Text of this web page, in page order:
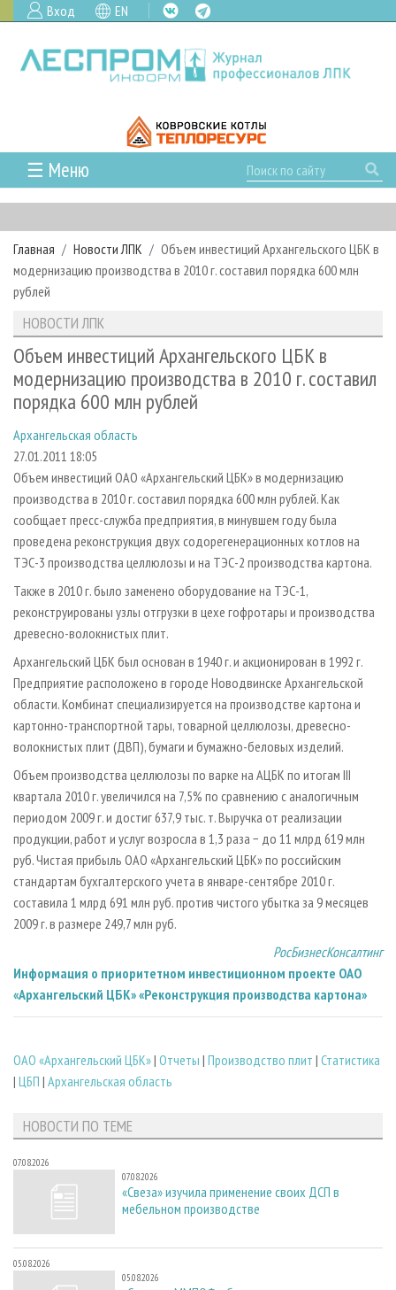
Вход EN
☰ Меню
ГЛАВНАЯ
РУБРИКИ И ТЕМЫ
РУБРИКИ ЖУРНАЛА
ЛЕСНОЕ ХОЗЯЙСТВО
ЛЕСОЗАГОТОВКА
ЛЕСОПИЛЕНИЕ
ДЕРЕВООБРАБОТКА
СУШКА ДРЕВЕСИНЫ
ПРОИЗВОДСТВО ДРЕВЕСНЫХ ПЛИТ
ДЕРЕВЯННОЕ ДОМОСТРОЕНИЕ
ПРОИЗВОДСТВО МЕБЕЛИ
БИОЭНЕРГЕТИКА
ЦБП
ИНСТРУМЕНТ И МАТЕРИАЛЫ
НОВОСТИ
КАЛЕНДАРЬ СОБЫТИЙ
НОВОСТИ ЛПК
НОВОСТИ ЖУРНАЛА
НОВОСТИ КОМПАНИЙ
ПРОЕКТЫ ЛПИ
АНАЛИТИКА
ПРЕДПРИЯТИЯ ЛПК
ЛЕСНЫЕ РЕГИОНЫ РОССИИ
ПЕРСОНЫ
МОБИЛЬНЫЕ ВЫСТАВКИ
ОФИЦИАЛЬНЫЕ ДЕЛЕГАЦИИ
ПРИОРИТЕТНЫЕ ИНВЕСТПРОЕКТЫ
RUSSIAN FORESTRY REVIEW
ГАЗЕТА ЛЕСПРОМФОРУМ
БИБЛИОТЕКА СПЕЦИАЛИСТА
АРХИВ
АРХИВ ЖУРНАЛОВ
СТАТЬИ
О ЖУРНАЛЕ
ПОДПИСКА
КОНТАКТЫ
РЕКЛАМОДАТЕЛЯМ
РЕКЛАМА
РЕКЛАМА НА САЙТЕ
Главная Новости ЛПК
Объем инвестиций Архангельского ЦБК в
модернизацию производства в 2010 г. составил порядка 600 млн
рублей
НОВОСТИ ЛПК
Объем инвестиций Архангельского ЦБК в
модернизацию производства в 2010 г. составил
порядка 600 млн рублей
Архангельская область
27.01.2011 18:05
Объем инвестиций ОАО «Архангельский ЦБК» в модернизацию
производства в 2010 г. составил порядка 600 млн рублей. Как
сообщает пресс-служба предприятия, в минувшем году была
проведена реконструкция двух содорегенерационных котлов на
ТЭС-3 производства целлюлозы и на ТЭС-2 производства картона.
Также в 2010 г. было заменено оборудование на ТЭС-1,
реконструированы узлы отгрузки в цехе гофротары и производства
древесно-волокнистых плит.
Архангельский ЦБК был основан в 1940 г. и акционирован в 1992 г.
Предприятие расположено в городе Новодвинске Архангельской
области. Комбинат специализируется на производстве картона и
картонно-транспортной тары, товарной целлюлозы, древесно-
волокнистых плит (ДВП), бумаги и бумажно-беловых изделий.
Объем производства целлюлозы по варке на АЦБК по итогам III
квартала 2010 г. увеличился на 7,5% по сравнению с аналогичным
периодом 2009 г. и достиг 637,9 тыс. т. Выручка от реализации
продукции, работ и услуг возросла в 1,3 раза − до 11 млрд 619 млн
руб. Чистая прибыль ОАО «Архангельский ЦБК» по российским
стандартам бухгалтерского учета в январе-сентябре 2010 г.
составила 1 млрд 691 млн руб. против чистого убытка за 9 месяцев
2009 г. в размере 249,7 млн руб.
РосБизнесКонсалтинг
Информация о приоритетном инвестиционном проекте ОАО
«Архангельский ЦБК» «Реконструкция производства картона»
ОАО «Архангельский ЦБК»| Отчеты | Производство плит | Статистика
| ЦБП | Архангельская область
НОВОСТИ ПО ТЕМЕ
07.08.2026
07.08.2026
«Свеза» изучила применение своих ДСП в
мебельном производстве
05.08.2026
05.08.2026